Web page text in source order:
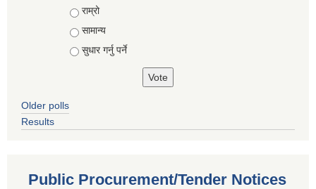
राम्रो
सामान्य
सुधार गर्नु पर्ने
Older polls
Results
Public Procurement/Tender Notices